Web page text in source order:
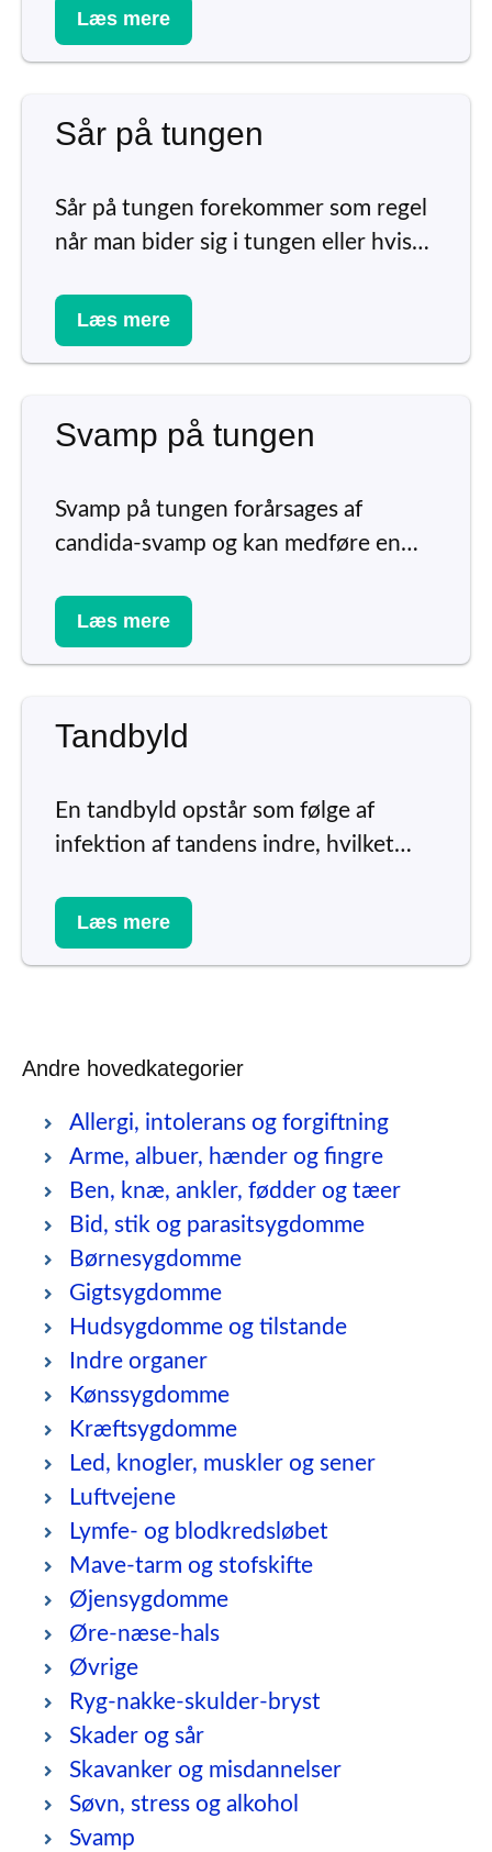
Læs mere
Sår på tungen
Sår på tungen forekommer som regel
når man bider sig i tungen eller hvis…
Læs mere
Svamp på tungen
Svamp på tungen forårsages af
candida-svamp og kan medføre en…
Læs mere
Tandbyld
En tandbyld opstår som følge af
infektion af tandens indre, hvilket…
Læs mere
Andre hovedkategorier
Allergi, intolerans og forgiftning
Arme, albuer, hænder og fingre
Ben, knæ, ankler, fødder og tæer
Bid, stik og parasitsygdomme
Børnesygdomme
Gigtsygdomme
Hudsygdomme og tilstande
Indre organer
Kønssygdomme
Kræftsygdomme
Led, knogler, muskler og sener
Luftvejene
Lymfe- og blodkredsløbet
Mave-tarm og stofskifte
Øjensygdomme
Øre-næse-hals
Øvrige
Ryg-nakke-skulder-bryst
Skader og sår
Skavanker og misdannelser
Søvn, stress og alkohol
Svamp